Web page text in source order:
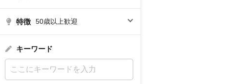
特徴 50歳以上歓迎
キーワード